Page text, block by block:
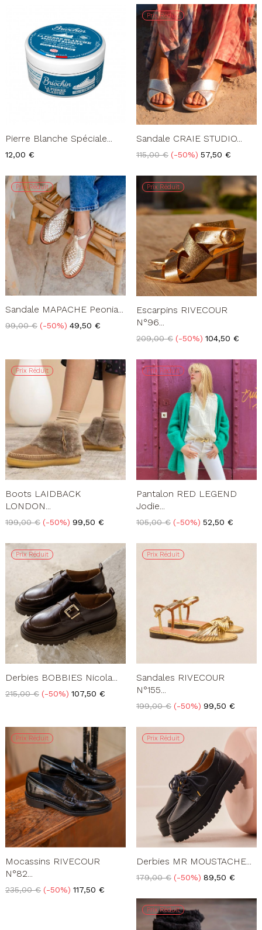
Pierre Blanche Spéciale...
Prix
12,00 €
Prix Réduit
Sandale CRAIE STUDIO...
Prix
115,00 € -50% Prix
57,50 €
Prix Réduit
Sandale MAPACHE Peonia...
Prix
99,00 € -50% Prix
49,50 €
Prix Réduit
Escarpins RIVECOUR
N°96...
Prix
209,00 € -50% Prix
104,50 €
Prix Réduit
Boots LAIDBACK
LONDON...
Prix
199,00 € -50% Prix
99,50 €
Prix Réduit
Pantalon RED LEGEND
Jodie...
Prix
105,00 € -50% Prix
52,50 €
Prix Réduit
Derbies BOBBIES Nicola...
Prix
215,00 € -50% Prix
107,50 €
Prix Réduit
Sandales RIVECOUR
N°155...
Prix
199,00 € -50% Prix
99,50 €
Prix Réduit
Mocassins RIVECOUR
N°82...
Prix
235,00 € -50% Prix
117,50 €
Prix Réduit
Derbies MR MOUSTACHE...
Prix
179,00 € -50% Prix
89,50 €
Prix Réduit